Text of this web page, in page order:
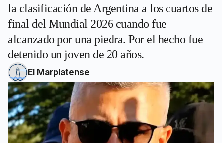
la clasificación de Argentina a los cuartos de
final del Mundial 2026 cuando fue
alcanzado por una piedra. Por el hecho fue
detenido un joven de 20 años.
El Marplatense